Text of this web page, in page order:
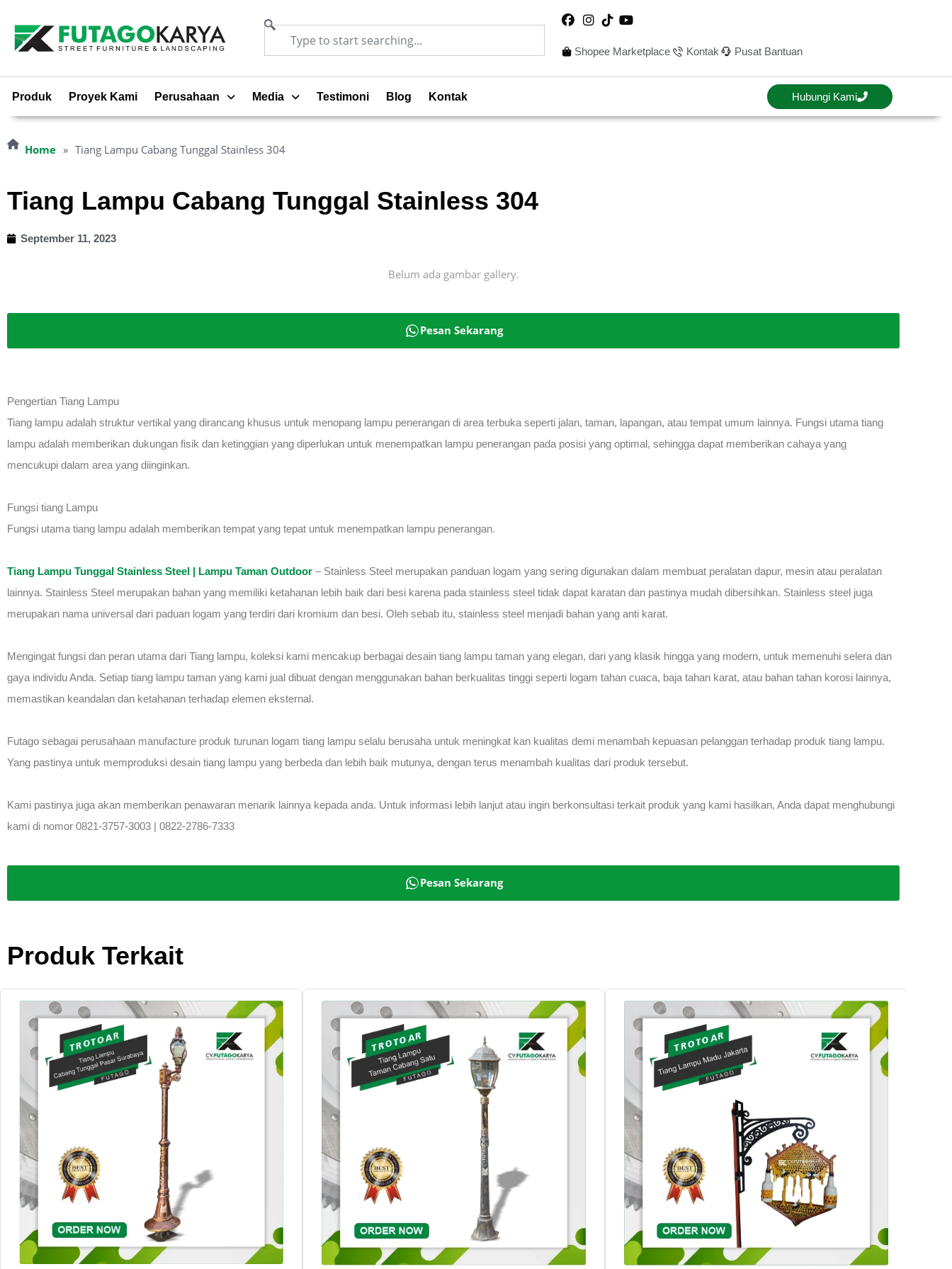
Shopee Marketplace Kontak Pusat Bantuan
Produk Proyek Kami Perusahaan Media Testimoni Blog Kontak Hubungi Kami
Home » Tiang Lampu Cabang Tunggal Stainless 304
Tiang Lampu Cabang Tunggal Stainless 304
September 11, 2023
Belum ada gambar gallery.
Pesan Sekarang
Pengertian Tiang Lampu
Tiang lampu adalah struktur vertikal yang dirancang khusus untuk menopang lampu penerangan di area terbuka seperti jalan, taman, lapangan, atau tempat umum lainnya. Fungsi utama tiang
lampu adalah memberikan dukungan fisik dan ketinggian yang diperlukan untuk menempatkan lampu penerangan pada posisi yang optimal, sehingga dapat memberikan cahaya yang
mencukupi dalam area yang diinginkan.
Fungsi tiang Lampu
Fungsi utama tiang lampu adalah memberikan tempat yang tepat untuk menempatkan lampu penerangan.
Tiang Lampu Tunggal Stainless Steel | Lampu Taman Outdoor – Stainless Steel merupakan panduan logam yang sering digunakan dalam membuat peralatan dapur, mesin atau peralatan
lainnya. Stainless Steel merupakan bahan yang memiliki ketahanan lebih baik dari besi karena pada stainless steel tidak dapat karatan dan pastinya mudah dibersihkan. Stainless steel juga
merupakan nama universal dari paduan logam yang terdiri dari kromium dan besi. Oleh sebab itu, stainless steel menjadi bahan yang anti karat.
Mengingat fungsi dan peran utama dari Tiang lampu, koleksi kami mencakup berbagai desain tiang lampu taman yang elegan, dari yang klasik hingga yang modern, untuk memenuhi selera dan
gaya individu Anda. Setiap tiang lampu taman yang kami jual dibuat dengan menggunakan bahan berkualitas tinggi seperti logam tahan cuaca, baja tahan karat, atau bahan tahan korosi lainnya,
memastikan keandalan dan ketahanan terhadap elemen eksternal.
Futago sebagai perusahaan manufacture produk turunan logam tiang lampu selalu berusaha untuk meningkat kan kualitas demi menambah kepuasan pelanggan terhadap produk tiang lampu.
Yang pastinya untuk memproduksi desain tiang lampu yang berbeda dan lebih baik mutunya, dengan terus menambah kualitas dari produk tersebut.
Kami pastinya juga akan memberikan penawaran menarik lainnya kepada anda. Untuk informasi lebih lanjut atau ingin berkonsultasi terkait produk yang kami hasilkan, Anda dapat menghubungi
kami di nomor 0821-3757-3003 | 0822-2786-7333
Pesan Sekarang
Produk Terkait